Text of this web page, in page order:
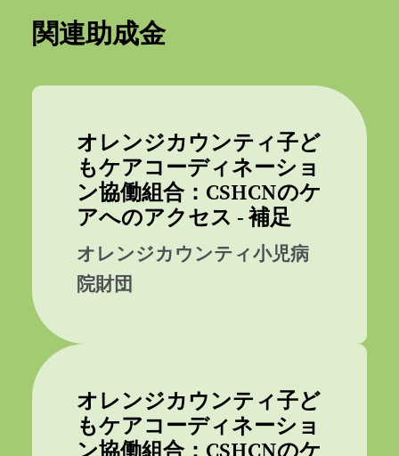
関連助成金
オレンジカウンティ子ど
もケアコーディネーショ
ン協働組合：CSHCNのケ
アへのアクセス - 補足
オレンジカウンティ小児病
院財団
オレンジカウンティ子ど
もケアコーディネーショ